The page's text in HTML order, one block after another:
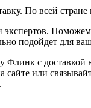
По всей
экспертов.
подойдет для
Флинк с доставкой
сайте или